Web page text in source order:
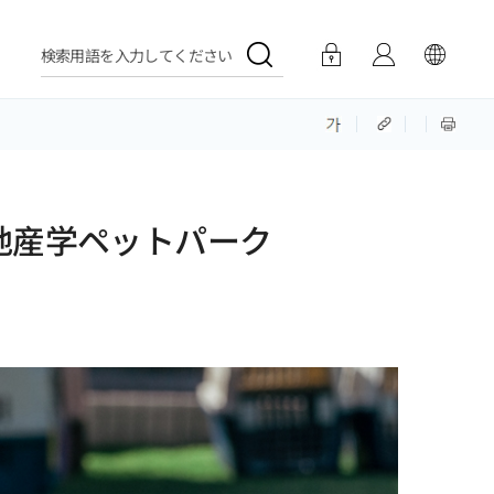
検索用語を入力してください
学ペットパーク